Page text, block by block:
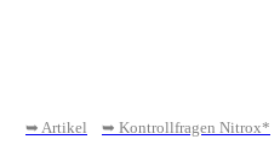
➥ Artikel ➥ Kontrollfragen Nitrox*